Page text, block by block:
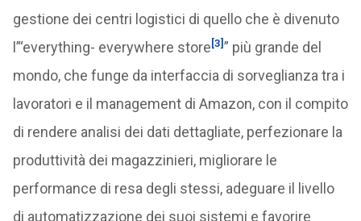
gestione dei centri logistici di quello che è divenuto
l’“everything- everywhere store[3]” più grande del
mondo, che funge da interfaccia di sorveglianza tra i
lavoratori e il management di Amazon, con il compito
di rendere analisi dei dati dettagliate, perfezionare la
produttività dei magazzinieri, migliorare le
performance di resa degli stessi, adeguare il livello
di automatizzazione dei suoi sistemi e favorire